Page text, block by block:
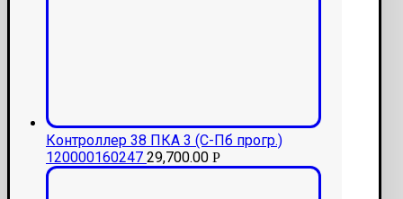
Контроллер 38 ПКА 3 (С-Пб прогр.)
120000160247 29,700.00 Р